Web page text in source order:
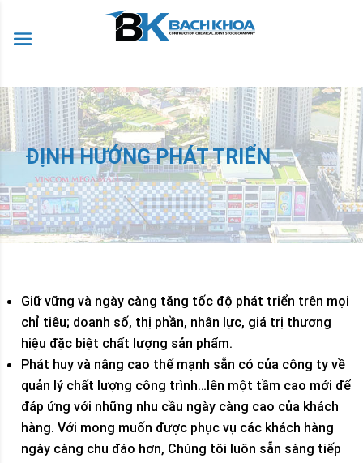
ĐỊNH HƯỚNG PHÁT TRIỂN
Giữ vững và ngày càng tăng tốc độ phát triển trên mọi
chỉ tiêu; doanh số, thị phần, nhân lực, giá trị thương
hiệu đặc biệt chất lượng sản phẩm.
Phát huy và nâng cao thế mạnh sẵn có của công ty về
quản lý chất lượng công trình…lên một tầm cao mới để
đáp ứng với những nhu cầu ngày càng cao của khách
hàng. Với mong muốn được phục vụ các khách hàng
ngày càng chu đáo hơn, Chúng tôi luôn sẵn sàng tiếp